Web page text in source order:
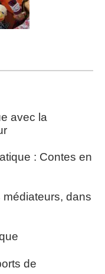
avec la
: Contes en
dans
de